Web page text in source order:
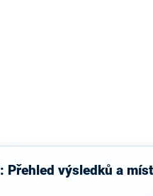
Přehled výsledků a